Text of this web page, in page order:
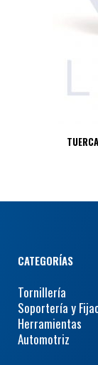
CATEGORÍAS
Tornillería
Soportería y
Herramientas
Automotriz